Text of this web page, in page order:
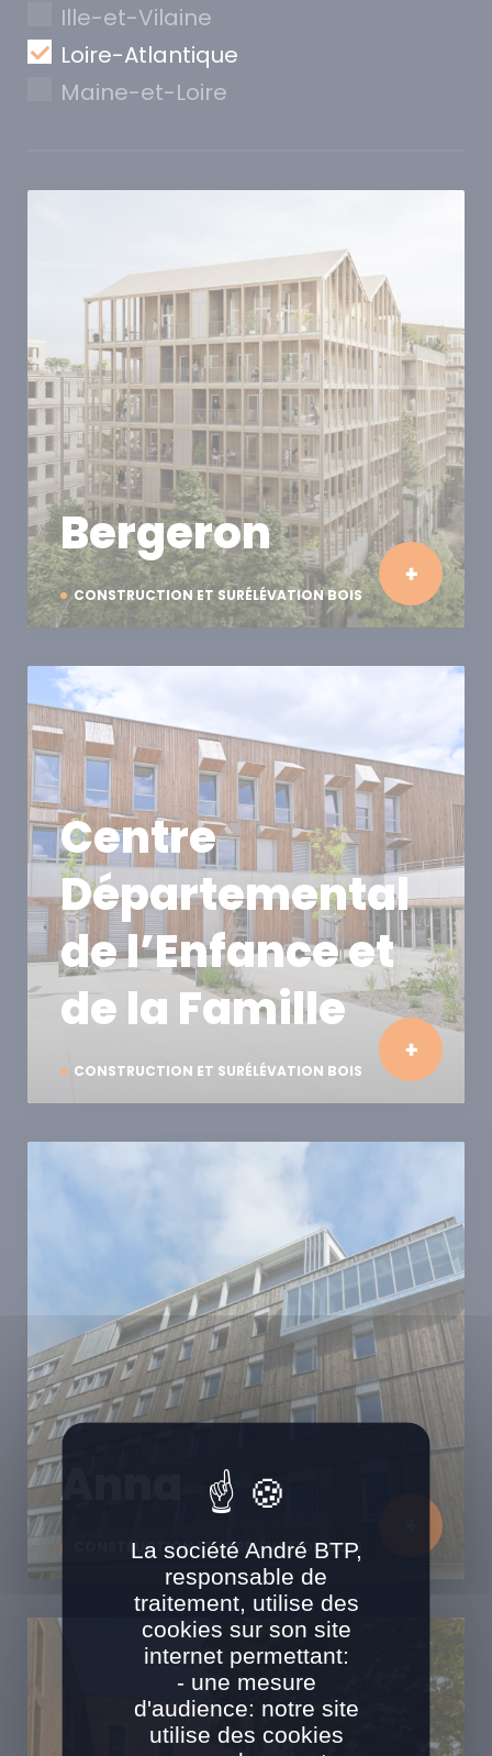
Ille-et-Vilaine
Loire-Atlantique
Maine-et-Loire
CONSTRUCTION ET SURÉLÉVATION BOIS
Bergeron
CONSTRUCTION ET SURÉLÉVATION BOIS
Centre
Départemental
de l’Enfance et
de la Famille
CONSTRUCTION ET SURÉLÉVATION BOIS
Anna
La société André BTP,
responsable de
traitement, utilise des
cookies sur son site
internet permettant:
- une mesure
d'audience: notre site
utilise des cookies